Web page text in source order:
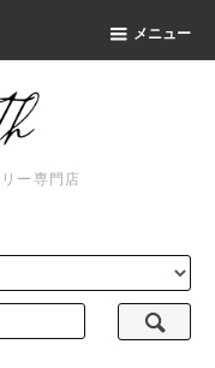
メニュー
ー専門店